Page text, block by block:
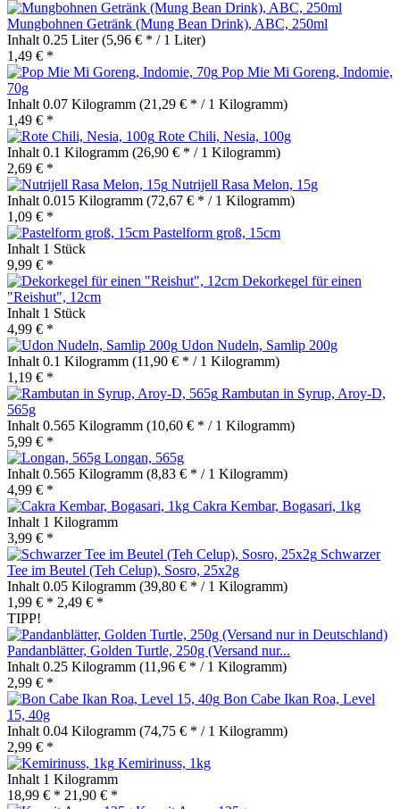
Mungbohnen Getränk (Mung Bean Drink), ABC, 250ml
Inhalt 0.25 Liter(5,96 € * / 1 Liter)
1,49 € *
Pop Mie Mi Goreng, Indomie,
70g
Inhalt 0.07 Kilogramm (21,29 € * / 1 Kilogramm)
1,49 € *
Rote Chili, Nesia, 100g
Inhalt 0.1 Kilogramm (26,90 € * / 1 Kilogramm)
2,69 € *
Nutrijell Rasa Melon, 15g
Inhalt 0.015 Kilogramm (72,67 € * / 1 Kilogramm)
1,09 € *
Pastelform groß, 15cm
Inhalt 1 Stück
9,99 € *
Dekorkegel für einen
"Reishut", 12cm
Inhalt 1 Stück
4,99 € *
Udon Nudeln, Samlip 200g
Inhalt 0.1 Kilogramm (11,90 € * / 1 Kilogramm)
1,19 € *
Rambutan in Syrup, Aroy-D,
565g
Inhalt 0.565 Kilogramm (10,60 € * / 1 Kilogramm)
5,99 € *
Longan, 565g
Inhalt 0.565 Kilogramm (8,83 € * / 1 Kilogramm)
4,99 € *
Cakra Kembar, Bogasari, 1kg
Inhalt 1 Kilogramm
3,99 € *
Schwarzer
Tee im Beutel (Teh Celup), Sosro, 25x2g
Inhalt 0.05 Kilogramm (39,80 € * / 1 Kilogramm)
1,99 € * 2,49 € *
TIPP!
Pandanblätter, Golden Turtle, 250g (Versand nur...
Inhalt 0.25 Kilogramm (11,96 € * / 1 Kilogramm)
2,99 € *
Bon Cabe Ikan Roa, Level
15, 40g
Inhalt 0.04 Kilogramm (74,75 € * / 1 Kilogramm)
2,99 € *
Kemirinuss, 1kg
Inhalt 1 Kilogramm
18,99 € * 21,90 € *